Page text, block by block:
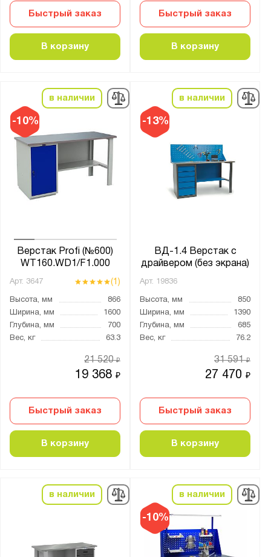
Быстрый заказ
В корзину
Быстрый заказ
В корзину
-10%
в наличии
Верстак Profi (№600)
WT160.WD1/F1.000
Арт. 3647 (1)
Высота, мм
866
Ширина, мм
1600
Глубина, мм
700
Вес, кг
63.3
19 368₽
21 520₽
Быстрый заказ
В корзину
-13%
в наличии
ВД-1.4 Верстак с
драйвером (без экрана)
Арт. 19836
Высота, мм
850
Ширина, мм
1390
Глубина, мм
685
Вес, кг
76.2
27 470₽
31 591₽
Быстрый заказ
В корзину
в наличии
-10%
в наличии
Практик
Серия:
21 серия
41.I
41.Б
41.БК2
41.Бу
41.СД
41.УПБ
41А.БО
41А.БП
41А.ИП
41А.ОД